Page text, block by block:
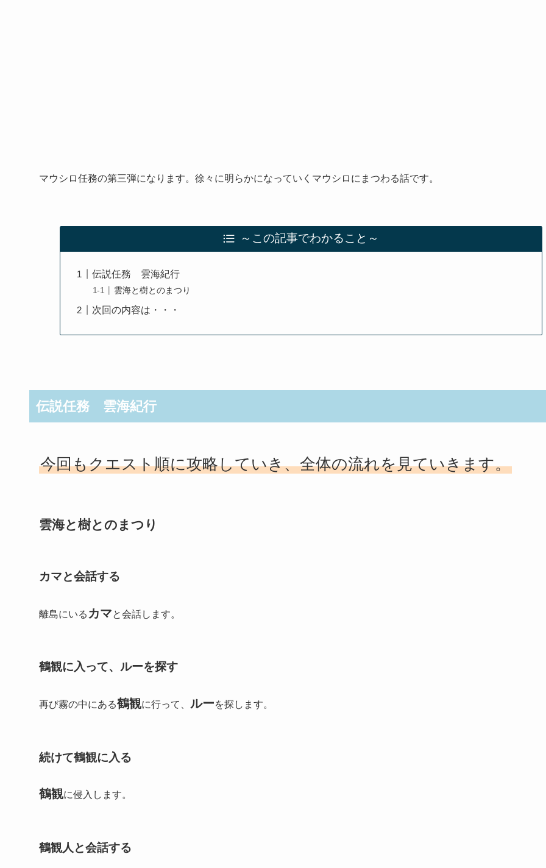
マウシロ任務の第三弾になります。徐々に明らかになっていくマウシロにまつわる話です。
～この記事でわかること～
伝説任務 雲海紀行
雲海と樹とのまつり
次回の内容は・・・
伝説任務 雲海紀行
今回もクエスト順に攻略していき、全体の流れを見ていきます。
雲海と樹とのまつり
カマと会話する
離島にいる カマと会話します。
鶴観に入って、ルーを探す
再び霧の中にある鶴観に行って、 ルーを探します。
続けて鶴観に入る
鶴観に侵入します。
鶴観人と会話する